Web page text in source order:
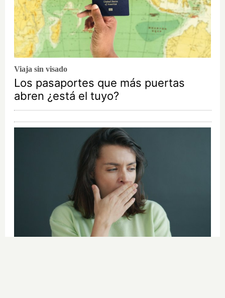
Viaja sin visado
Los pasaportes que más puertas
abren ¿está el tuyo?